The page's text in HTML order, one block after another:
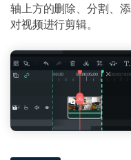
轴上方的删除、分割、
对视频进行剪辑。